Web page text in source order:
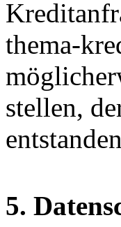
thema-
stellen,
5.